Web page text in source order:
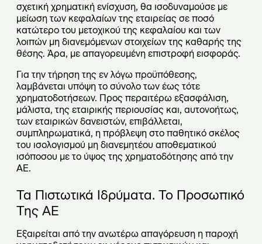
σχετική χρηματική ενίσχυση, θα ισοδυναμούσε με
μείωση των κεφαλαίων της εταιρείας σε ποσό
κατώτερο του μετοχικού της κεφαλαίου και των
λοιπών μη διανεμόμενων στοιχείων της καθαρής της
θέσης. Άρα, με απαγορευμένη επιστροφή εισφοράς.
Για την τήρηση της εν λόγω προϋπόθεσης,
λαμβάνεται υπόψη το σύνολο των έως τότε
χρηματοδοτήσεων. Προς περαιτέρω εξασφάλιση,
μάλιστα, της εταιρικής περιουσίας και, αυτονοήτως,
των εταιρικών δανειστών, επιβάλλεται,
συμπληρωματικά, η πρόβλεψη στο παθητικό σκέλος
του ισολογισμού μη διανεμητέου αποθεματικού
ισόποσου με το ύψος της χρηματοδότησης από την
ΑΕ.
Τα Πιστωτικά Ιδρύματα. Το Προσωπικό
Της ΑΕ
Εξαιρείται από την ανωτέρω απαγόρευση η παροχή